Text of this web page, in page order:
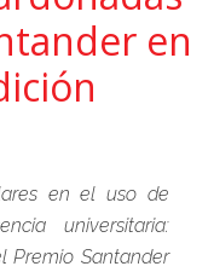
en
en el uso de
universitaria:
Premio Santander